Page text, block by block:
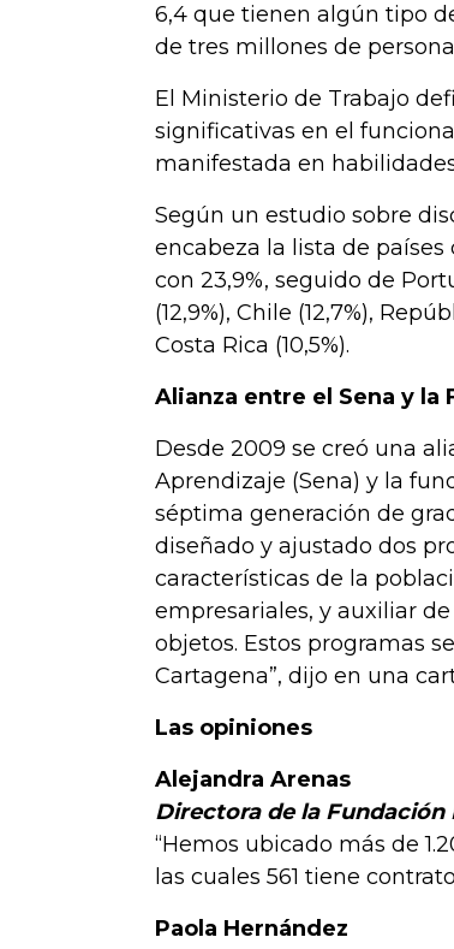
6,4 que tienen algún tipo
de tres millones de
El Ministerio de Trabajo
significativas en el
manifestada en
Según un estudio sobre
encabeza la lista de
con 23,9%, seguido de
(12,9%), Chile (12,7%),
Costa Rica (10,5%).
Alianza entre el Sena y la
Desde 2009 se creó una
Aprendizaje (Sena) y la
séptima generación de
diseñado y ajustado dos
características de la
empresariales, y auxiliar
objetos. Estos programas
Cartagena”, dijo en una
Las opiniones
Alejandra Arenas
Directora de la Fundación
“Hemos ubicado más de
las cuales 561 tiene
Paola Hernández